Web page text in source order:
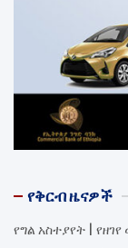
የቅርብ ዜናዎች
የግል አስተያየት | የዘገየ